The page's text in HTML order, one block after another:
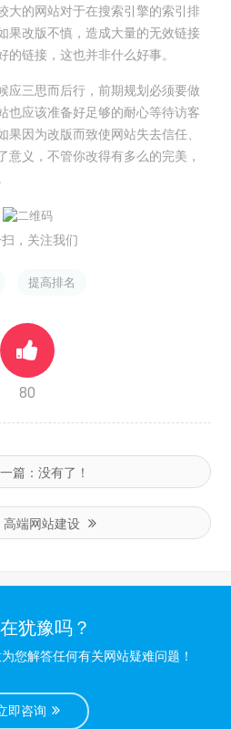
大的网站对于在搜索引擎的索引排
果改版不慎，造成大量的无效链接
链接，这也并非什么好事。
三思而后行，前期规划必须要做
也应该准备好足够的耐心等待访客
果因为改版而致使网站失去信任、
意义，不管你改得有多么的完美，
，关注我们
提高排名
80
一篇： 没有了！
高端网站建设
犹豫吗？
您解答任何有关网站疑难问题！
即咨询